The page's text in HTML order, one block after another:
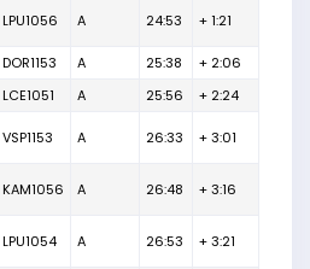
LPU1056 A 24:53 + 1:21
DOR1153 A 25:38
+ 2:06
LCE1051 A 25:56 + 2:24
VSP1153 A 26:33 + 3:01
KAM1056 A 26:48 + 3:16
LPU1054 A 26:53 + 3:21